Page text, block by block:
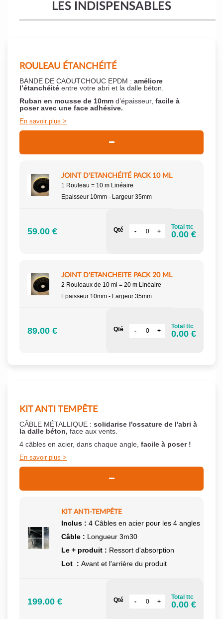
LES INDISPENSABLES
ROULEAU ÉTANCHÉITÉ
BANDE DE CAOUTCHOUC EPDM : améliore
l’étanchéité entre votre abri et la dalle béton.
Ruban en mousse de 10mm d’épaisseur, facile à
poser avec une face adhésive.
En savoir plus
JOINT D'ETANCHÉITÉ PACK 10 ML
1 Rouleau = 10 m Linéaire
Epaisseur 10mm - Largeur 35mm
59.00 € Qté Total ttc
0.00 €
JOINT D'ETANCHEITE PACK 20 ML
2 Rouleaux de 10 ml = 20 m Linéaire
Epaisseur 10mm - Largeur 35mm
89.00 € Qté Total ttc
0.00 €
KIT ANTI TEMPÊTE
CÂBLE MÉTALLIQUE : solidarise l'ossature de l'abri à
la dalle béton, face aux vents.
4 câbles en acier, dans chaque angle, facile à poser !
En savoir plus
KIT ANTI-TEMPÊTE
Inclus : 4 Câbles en acier pour les 4 angles
Câble : Longueur 3m30
Le + produit : Ressort d'absorption
Lot : Avant et l'arrière du produit
199.00 € Qté Total ttc
0.00 €